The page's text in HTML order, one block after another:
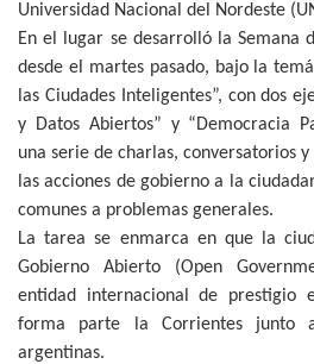
Universidad Nacional del Nordeste
En el lugar se desarrolló la Semana
desde el martes pasado, bajo la
las Ciudades Inteligentes”, con dos
y Datos Abiertos” y “Democracia
una serie de charlas, conversatorios
las acciones de gobierno a la
comunes a problemas generales.
La tarea se enmarca en que la
Gobierno Abierto (Open
entidad internacional de
forma parte la Corrientes junto
argentinas.